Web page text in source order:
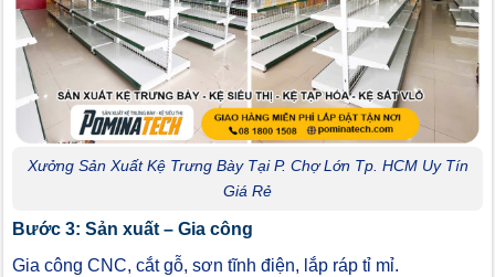
Xưởng Sản Xuất Kệ Trưng Bày Tại P. Chợ Lớn Tp. HCM Uy Tín
Giá Rẻ
Bước 3: Sản xuất – Gia công
Gia công CNC, cắt gỗ, sơn tĩnh điện, lắp ráp tỉ mỉ.